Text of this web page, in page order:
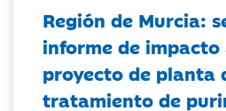
Región de Murcia:
informe de
proyecto de planta
tratamiento de